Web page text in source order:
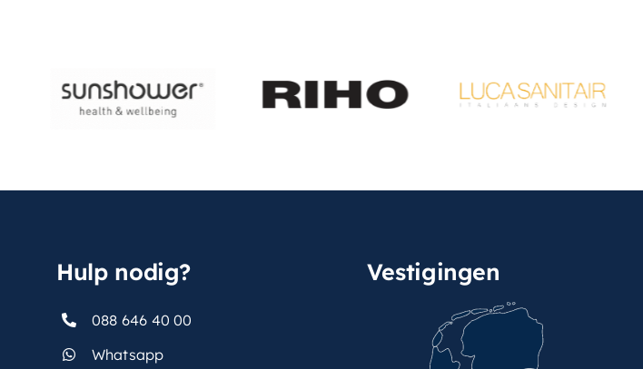
Hulp nodig?
088 646 40 00
Whatsapp
Vestigingen